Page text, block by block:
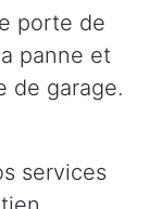
porte de
panne et
de garage.
services